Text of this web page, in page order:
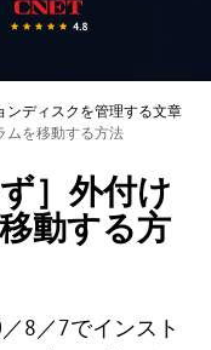
ンディスクを管理する文章
ムを移動する方法
］外付け
動する方
8／7でインスト